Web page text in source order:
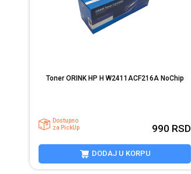
Toner ORINK HP H W2411ACF216A NoChip
Dostupno
za PickUp
990 RSD
DODAJ U KORPU